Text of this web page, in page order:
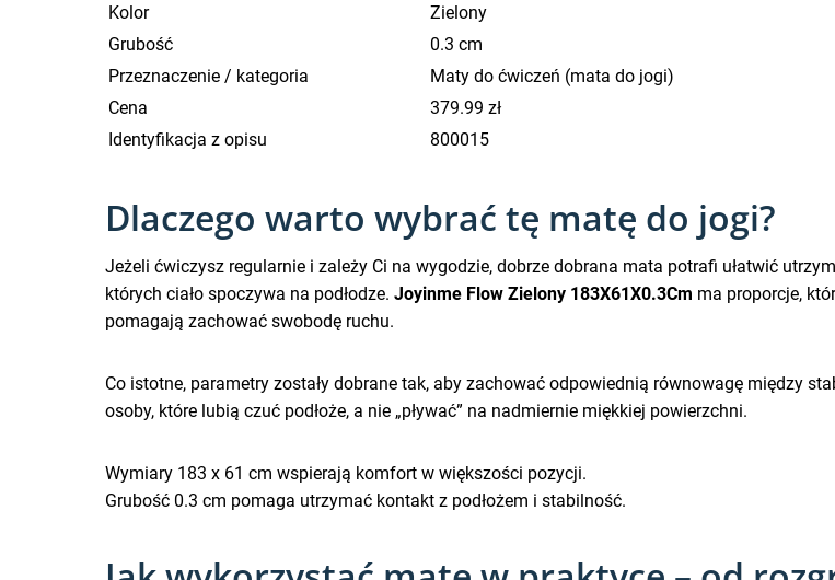
Kolor
Zielony
Grubość
0.3 cm
Przeznaczenie / kategoria
Maty do ćwiczeń (mata do jogi)
Cena
379.99 zł
Identyfikacja z opisu
800015
Dlaczego warto wybrać tę matę do jogi?
Jeżeli ćwiczysz regularnie i zależy Ci na wygodzie, dobrze dobrana mata potrafi ułatwić
których ciało spoczywa na podłodze. Joyinme Flow Zielony 183X61X0.3Cm ma proporcje,
pomagają zachować swobodę ruchu.
Co istotne, parametry zostały dobrane tak, aby zachować odpowiednią równowagę między
osoby, które lubią czuć podłoże, a nie „pływać” na nadmiernie miękkiej powierzchni.
Wymiary 183 x 61 cm wspierają komfort w większości pozycji.
Grubość 0.3 cm pomaga utrzymać kontakt z podłożem i stabilność.